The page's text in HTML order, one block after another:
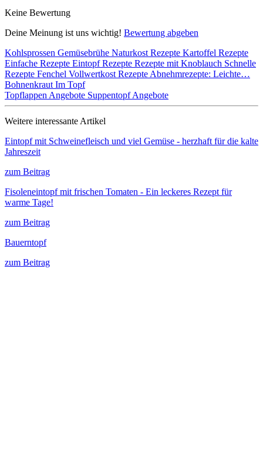
Keine Bewertung
Deine Meinung ist uns wichtig! Bewertung abgeben
Kohlsprossen Gemüsebrühe Naturkost Rezepte Kartoffel Rezepte
Einfache Rezepte Eintopf Rezepte Rezepte mit Knoblauch Schnelle
Rezepte Fenchel Vollwertkost Rezepte Abnehmrezepte: Leichte…
Bohnenkraut Im Topf
Topflappen Angebote Suppentopf Angebote
Weitere interessante Artikel
Eintopf mit Schweinefleisch und viel Gemüse - herzhaft für die kalte
Jahreszeit
zum Beitrag
Fisoleneintopf mit frischen Tomaten - Ein leckeres Rezept für
warme Tage!
zum Beitrag
Bauerntopf
zum Beitrag